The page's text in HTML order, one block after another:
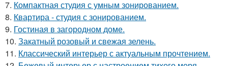
7. Компактная студия с умным зонированием.
8. Квартира - студия с зонированием.
9. Гостиная в загородном доме.
10. Закатный розовый и свежая зелень.
11. Классический интерьер с актуальным прочтением.